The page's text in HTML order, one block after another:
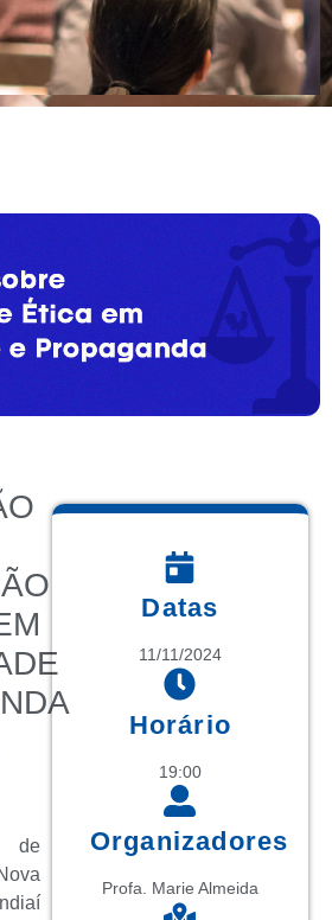
de
Datas
11/11/2024
Horário
19:00
Organizadores
Profa. Marie Almeida